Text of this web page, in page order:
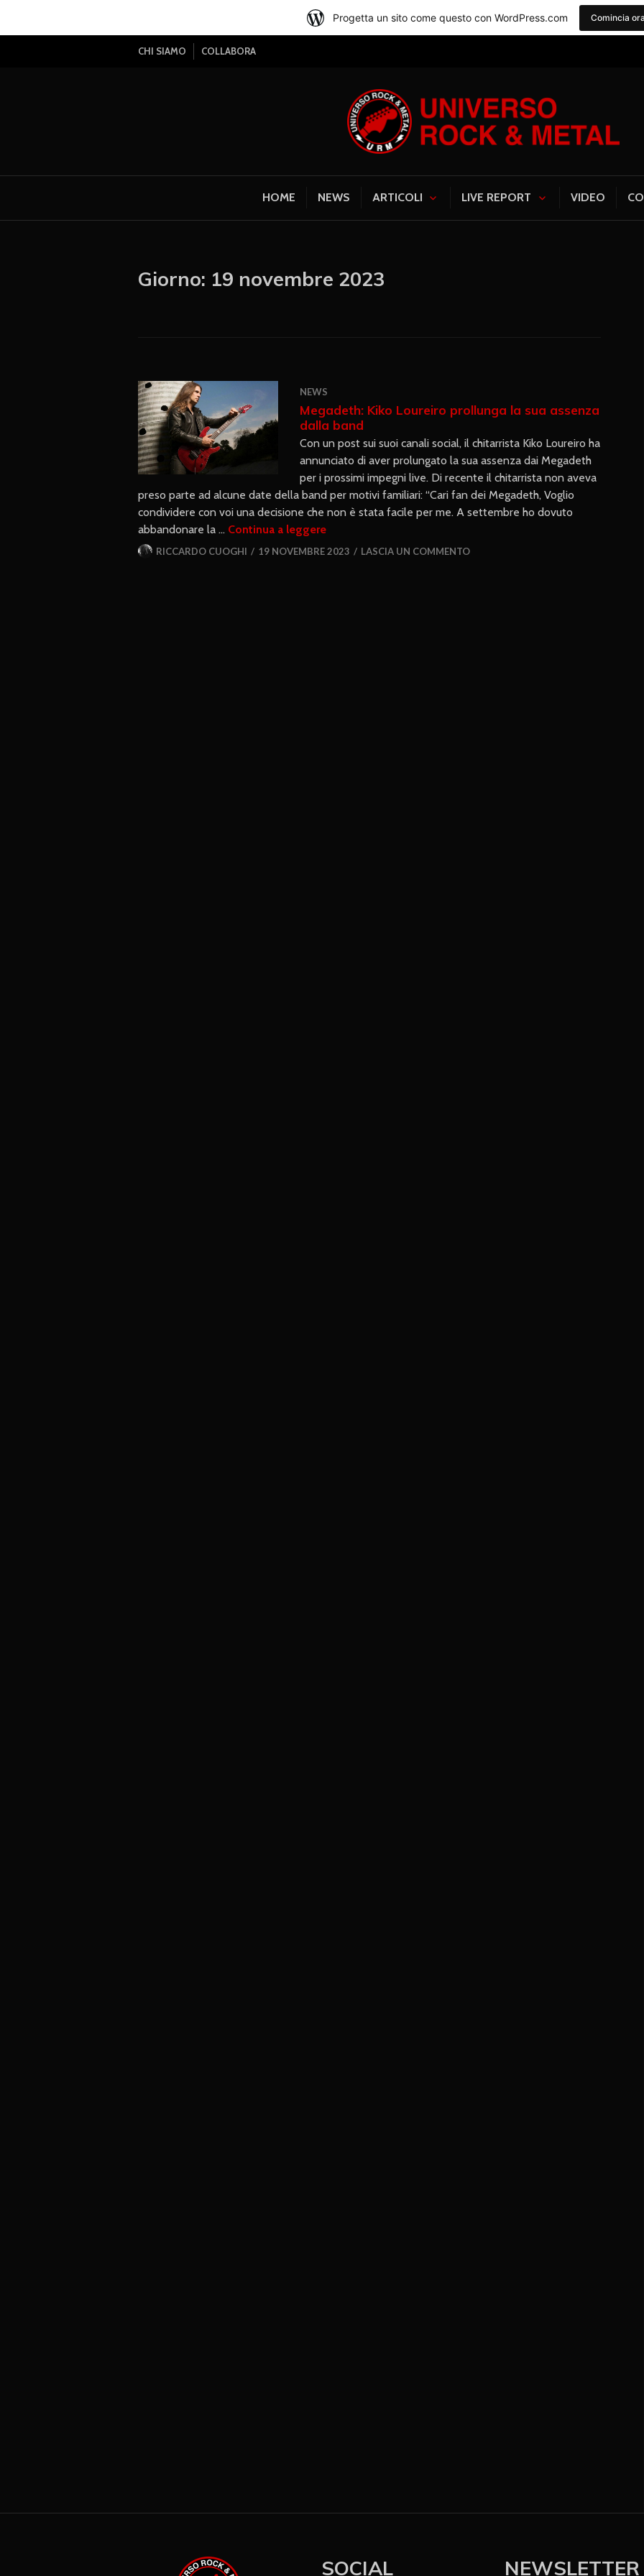
CHI SIAMO COLLABORA
Universo Rock &
HOME NEWS ARTICOLI LIVE REPORT VIDEO
Giorno: 19 novembre 2023
NEWS
Megadeth: Kiko Loureiro prollunga la sua assenza
dalla band
Con un post sui suoi canali social, il chitarrista Kiko Loureiro ha
annunciato di aver prolungato la sua assenza dai Megadeth
per i prossimi impegni live. Di recente il chitarrista non aveva
preso parte ad alcune date della band per motivi familiari: “Cari fan dei Megadeth, Voglio
condividere con voi una decisione che non è stata facile per me. A settembre ho dovuto
abbandonare la … Continua a leggere
RICCARDO CUOGHI 19 NOVEMBRE 2023 LASCIA UN COMMENTO
SOCIAL NEWSLETTER
Progetta un sito come questo con WordPress.com Comincia ora